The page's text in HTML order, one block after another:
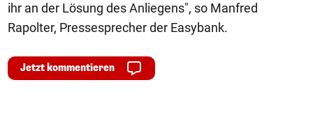
ihr an der Lösung des Anliegens", so Manfred
Rapolter, Pressesprecher der Easybank.
Jetzt kommentieren